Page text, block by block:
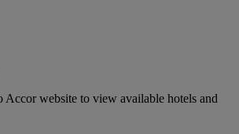
Accor website to view available hotels and